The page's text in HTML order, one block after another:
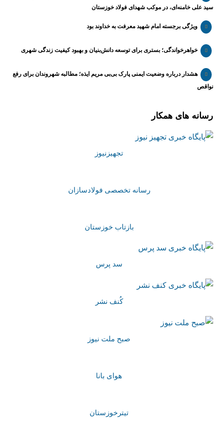
سید علی خامنه‌ای، در موکب شهدای فولاد خوزستان
ویژگی برجسته امام شهید معرفت به خداوند بود
خواهرخواندگی؛ بستری برای توسعه دانش‌بنیان و بهبود کیفیت زندگی شهری
هشدار درباره وضعیت ایمنی پارک بی‌بی مریم ایذه؛ مطالبه شهروندان برای رفع
نواقص
رسانه های همکار
تجهیزنیوز
رسانه تخصصی فولادسازان
بازتاب خوزستان
سد پرس
کُنف نشر
صبح ملت نیوز
هوای بانا
تیترخوزستان